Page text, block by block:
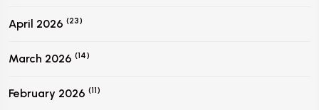
April 2026 (23)
March 2026 (14)
February 2026 (11)